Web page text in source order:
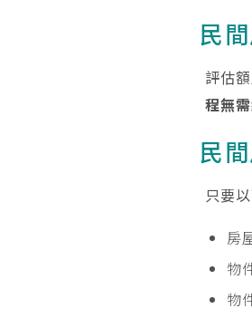
民
評估
程無
民
只要
房
物
物